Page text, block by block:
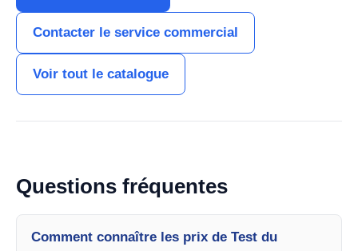
Contacter le service commercial
Voir tout le catalogue
Questions fréquentes
Comment connaître les prix de Test du